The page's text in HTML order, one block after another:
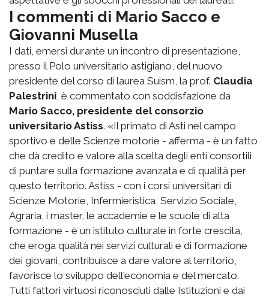
I commenti di Mario Sacco e
Giovanni Musella
I dati, emersi durante un incontro di presentazione,
presso il Polo universitario astigiano, del nuovo
presidente del corso di laurea Suism, la prof. Claudia
Palestrini , è commentato con soddisfazione da
Mario Sacco, presidente del consorzio
universitario Astiss. «Il primato di Asti nel campo
sportivo e delle Scienze motorie - afferma - è un fatto
che dà credito e valore alla scelta degli enti consortili
di puntare sulla formazione avanzata e di qualità per
questo territorio. Astiss - con i corsi universitari di
Scienze Motorie, Infermieristica, Servizio Sociale,
Agraria, i master, le accademie e le scuole di alta
formazione - è un istituto culturale in forte crescita,
che eroga qualità nei servizi culturali e di formazione
dei giovani, contribuisce a dare valore al territorio,
favorisce lo sviluppo dell'economia e del mercato.
Tutti fattori virtuosi riconosciuti dalle Istituzioni e dai